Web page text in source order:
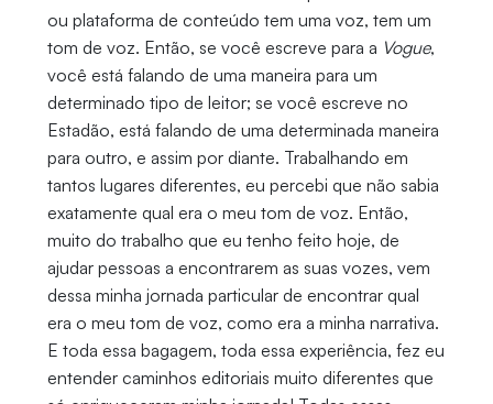
ou plataforma de conteúdo tem uma voz, tem um
tom de voz. Então, se você escreve para a Vogue,
você está falando de uma maneira para um
determinado tipo de leitor; se você escreve no
Estadão, está falando de uma determinada maneira
para outro, e assim por diante. Trabalhando em
tantos lugares diferentes, eu percebi que não sabia
exatamente qual era o meu tom de voz. Então,
muito do trabalho que eu tenho feito hoje, de
ajudar pessoas a encontrarem as suas vozes, vem
dessa minha jornada particular de encontrar qual
era o meu tom de voz, como era a minha narrativa.
E toda essa bagagem, toda essa experiência, fez eu
entender caminhos editoriais muito diferentes que